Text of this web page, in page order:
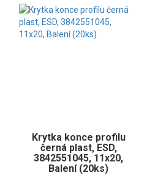
Krytka konce profilu
černá plast, ESD,
3842551045, 11x20,
Balení (20ks)